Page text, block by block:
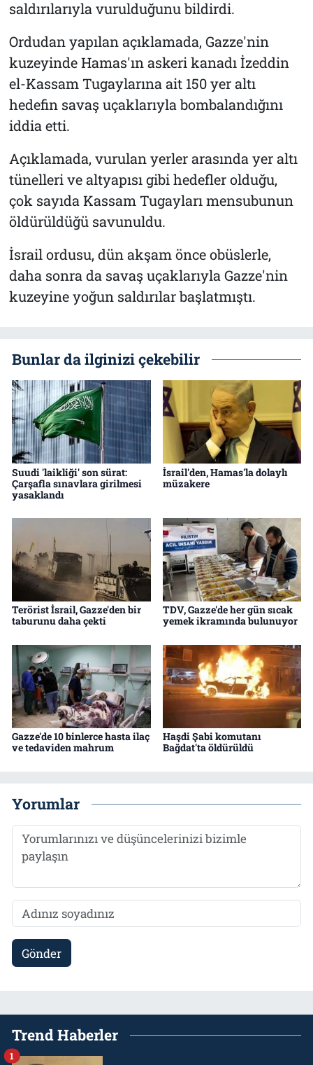
saldırılarıyla vurulduğunu bildirdi.
Ordudan yapılan açıklamada, Gazze'nin
kuzeyinde Hamas'ın askeri kanadı İzeddin
el-Kassam Tugaylarına ait 150 yer altı
hedefin savaş uçaklarıyla bombalandığını
iddia etti.
Açıklamada, vurulan yerler arasında yer altı
tünelleri ve altyapısı gibi hedefler olduğu,
çok sayıda Kassam Tugayları mensubunun
öldürüldüğü savunuldu.
İsrail ordusu, dün akşam önce obüslerle,
daha sonra da savaş uçaklarıyla Gazze'nin
kuzeyine yoğun saldırılar başlatmıştı.
Bunlar da ilginizi çekebilir
Suudi 'laikliği' son sürat:
Çarşafla sınavlara girilmesi
yasaklandı
İsrail'den, Hamas'la dolaylı
müzakere
Terörist İsrail, Gazze'den bir
taburunu daha çekti
TDV, Gazze'de her gün sıcak
yemek ikramında bulunuyor
Gazze'de 10 binlerce hasta ilaç
ve tedaviden mahrum
Haşdi Şabi komutanı
Bağdat'ta öldürüldü
Yorumlar
Gönder
Trend Haberler
1